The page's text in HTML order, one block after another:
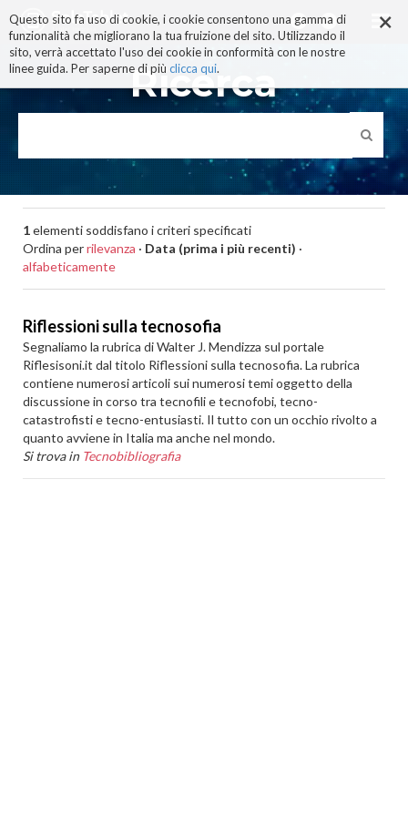
×
Questo sito fa uso di cookie, i cookie consentono una gamma di
funzionalità che migliorano la tua fruizione del sito. Utilizzando il
sito, verrà accettato l'uso dei cookie in conformità con le nostre
linee guida. Per saperne di più clicca qui.
ai
contenuti.
|
alla
navigazione
Ricerca
1elementi soddisfano i criteri specificati
Ordina perrilevanza · Data (prima i più recenti) ·
alfabeticamente
Riflessioni sulla tecnosofia
Segnaliamo la rubrica di Walter J. Mendizza sul portale
Riflesisoni.it dal titolo Riflessioni sulla tecnosofia. La rubrica
contiene numerosi articoli sui numerosi temi oggetto della
discussione in corso tra tecnofili e tecnofobi, tecno-
catastrofisti e tecno-entusiasti. Il tutto con un occhio rivolto a
quanto avviene in Italia ma anche nel mondo.
Si trova in Tecnobibliografia